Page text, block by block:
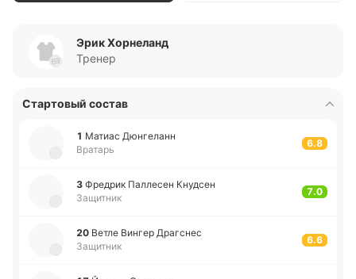
Эрик Хорнеланд
Тренер
Стартовый состав
1 Матиас Дю­нге­ланн
Вратарь
6.8
3 Фре­дрик Па­лле­сен Кну­дсен
Защитник
7.0
20 Ветле Вингер Дра­гснес
Защитник
6.6